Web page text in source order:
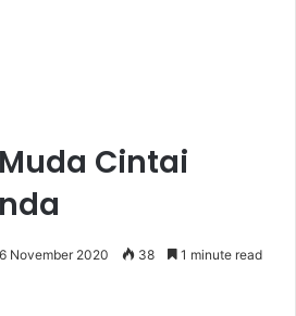
Cintai
November 2020 38 1 minute read